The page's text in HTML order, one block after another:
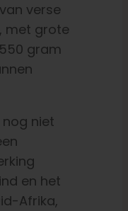
verse
met grote
gram
niet
en het
Afrika,